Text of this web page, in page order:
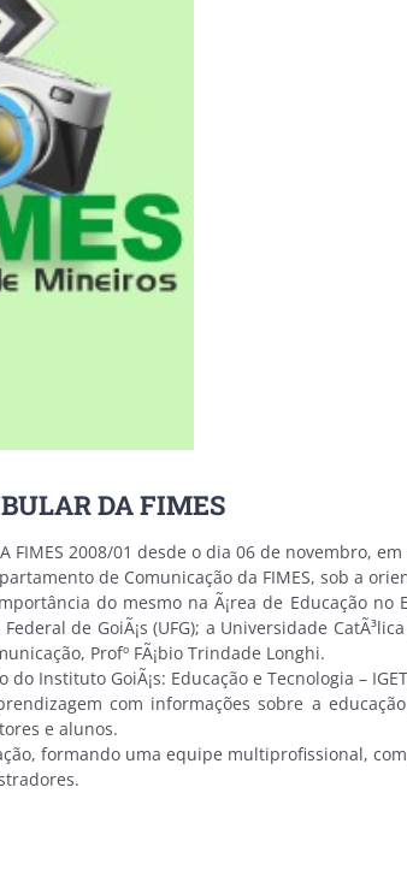
DA FIMES
FIMES 2008/01 desde o dia 06 de novembro,
de Comunicação da FIMES, sob a
do mesmo na Ã¡rea de Educação no
de GoiÃ¡s (UFG); a Universidade
Profº FÃ¡bio Trindade Longhi.
Instituto GoiÃ¡s: Educação e Tecnologia –
com informações sobre a
e alunos.
formando uma equipe multiprofissional,